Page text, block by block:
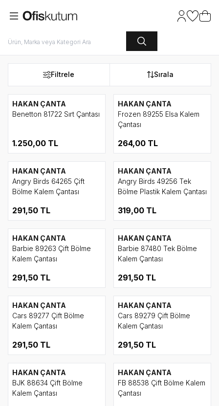
Hesabım
Filtrele Sırala
HAKAN ÇANTA
Benetton 81722 Sırt Çantası
1.250,00 TL
HAKAN ÇANTA
Frozen 89255 Elsa Kalem
Çantası
264,00 TL
HAKAN ÇANTA
Angry Birds 64265 Çift
Bölme Kalem Çantası
291,50 TL
HAKAN ÇANTA
Angry Birds 49256 Tek
Bölme Plastik Kalem Çantası
319,00 TL
HAKAN ÇANTA
Barbie 89263 Çift Bölme
Kalem Çantası
291,50 TL
HAKAN ÇANTA
Barbie 87480 Tek Bölme
Kalem Çantası
291,50 TL
HAKAN ÇANTA
Cars 89277 Çift Bölme
Kalem Çantası
291,50 TL
HAKAN ÇANTA
Cars 89279 Çift Bölme
Kalem Çantası
291,50 TL
HAKAN ÇANTA
BJK 88634 Çift Bölme
Kalem Çantası
HAKAN ÇANTA
FB 88538 Çift Bölme Kalem
Çantası